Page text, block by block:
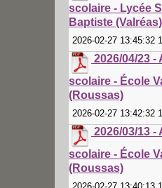
scolaire - Lycée
Baptiste (Valréas)
2026-02-27 13:45:32
2026/04/23 -
scolaire - École
(Roussas)
2026-02-27 13:42:32
2026/03/13 -
scolaire - École
(Roussas)